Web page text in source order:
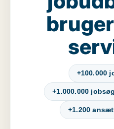
+100.000
+1.000.000
+1.200